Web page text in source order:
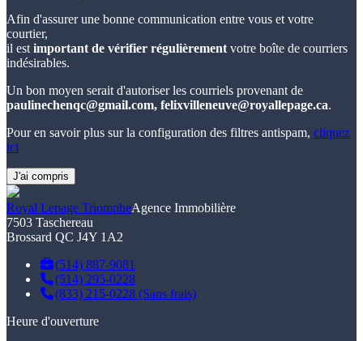
Afin d'assurer une bonne communication entre vous et votre
courtier,
il est important de vérifier régulièrement votre boîte de courriers
indésirables.
Un bon moyen serait d'autoriser les courriels provenant de
paulinechenqc@gmail.com, felixvilleneuve@royallepage.ca.
Pour en savoir plus sur la configuration des filtres antispam, cliquez
ici
J'ai compris
Royal Lepage TriompheAgence Immobilière
7503 Taschereau
Brossard QC J4Y 1A2
(514) 887-9081
(514) 295-0228
(833) 215-0228 (Sans frais)
Heure d'ouverture